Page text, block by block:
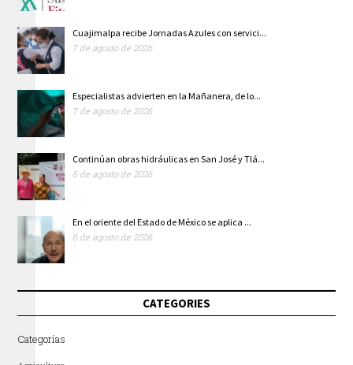
Cuajimalpa recibe Jornadas Azules con servici...
7 de agosto de 2026
Especialistas advierten en la Mañanera, de lo...
7 de agosto de 2026
Continúan obras hidráulicas en San José y Tlá...
6 de agosto de 2026
En el oriente del Estado de México se aplica ...
6 de agosto de 2026
CATEGORIES
Categorías